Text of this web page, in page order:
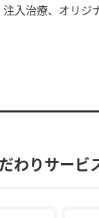
入治療、オリジ
わりサービ